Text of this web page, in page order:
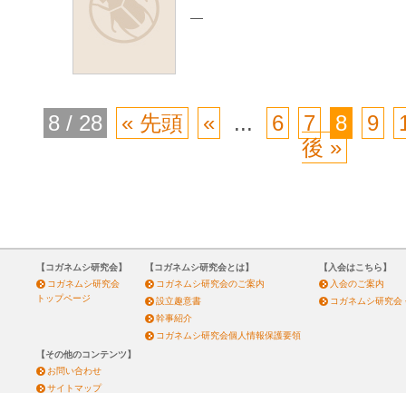
—
8 / 28 « 先頭 « ... 6 7 8 9
後 »
【コガネムシ研究会】
コガネムシ研究会
トップページ
【コガネムシ研究会とは】
コガネムシ研究会のご案内
設立趣意書
幹事紹介
コガネムシ研究会個人情報保護要領
【入会はこちら】
入会のご案内
コガネムシ研究会
【その他のコンテンツ】
お問い合わせ
サイトマップ